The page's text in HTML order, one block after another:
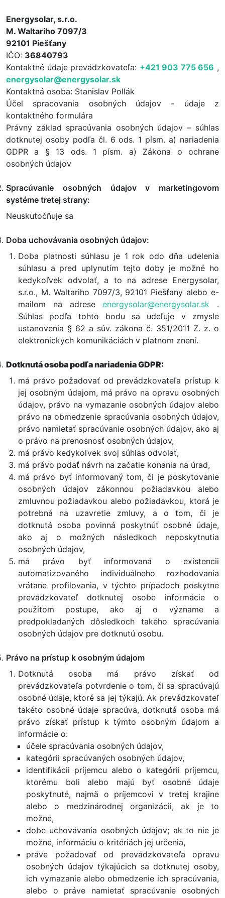
Energysolar, s.r.o.
M. Waltariho 7097/3
92101 Piešťany
IČO: 36840793
Kontaktné údaje prevádzkovateľa: +421 903 775 656 ,
energysolar@energysolar.sk
Kontaktná osoba: Stanislav Pollák
Účel spracovania osobných údajov - údaje z
kontaktného formulára
Právny základ spracúvania osobných údajov – súhlas
dotknutej osoby podľa čl. 6 ods. 1 písm. a) nariadenia
GDPR a § 13 ods. 1 písm. a) Zákona o ochrane
osobných údajov
Spracúvanie osobných údajov v marketingovom
systéme tretej strany:
Neuskutočňuje sa
Doba uchovávania osobných údajov:
Doba platnosti súhlasu je 1 rok odo dňa udelenia
súhlasu a pred uplynutím tejto doby je možné ho
kedykoľvek odvolať, a to na adrese Energysolar,
s.r.o., M. Waltariho 7097/3, 92101 Piešťany alebo e-
mailom na adreseenergysolar@energysolar.sk .
Súhlas podľa tohto bodu sa udeľuje v zmysle
ustanovenia § 62 a súv. zákona č. 351/2011 Z. z. o
elektronických komunikáciách v platnom znení.
Dotknutá osoba podľa nariadenia GDPR:
má právo požadovať od prevádzkovateľa prístup k
jej osobným údajom, má právo na opravu osobných
údajov, právo na vymazanie osobných údajov alebo
právo na obmedzenie spracúvania osobných údajov,
právo namietať spracúvanie osobných údajov, ako aj
o právo na prenosnosť osobných údajov,
má právo kedykoľvek svoj súhlas odvolať,
má právo podať návrh na začatie konania na úrad,
má právo byť informovaný tom, či je poskytovanie
osobných údajov zákonnou požiadavkou alebo
zmluvnou požiadavkou alebo požiadavkou, ktorá je
potrebná na uzavretie zmluvy, a o tom, či je
dotknutá osoba povinná poskytnúť osobné údaje,
ako aj o možných následkoch neposkytnutia
osobných údajov,
má právo byť informovaná o existencii
automatizovaného individuálneho rozhodovania
vrátane profilovania, v týchto prípadoch poskytne
prevádzkovateľ dotknutej osobe informácie o
použitom postupe, ako aj o význame a
predpokladaných dôsledkoch takého spracúvania
osobných údajov pre dotknutú osobu.
Právo na prístup k osobným údajom
Dotknutá osoba má právo získať od
prevádzkovateľa potvrdenie o tom, či sa spracúvajú
osobné údaje, ktoré sa jej týkajú. Ak prevádzkovateľ
takéto osobné údaje spracúva, dotknutá osoba má
právo získať prístup k týmto osobným údajom a
informácie o:
účele spracúvania osobných údajov,
kategórii spracúvaných osobných údajov,
identifikácii príjemcu alebo o kategórii príjemcu,
ktorému boli alebo majú byť osobné údaje
poskytnuté, najmä o príjemcovi v tretej krajine
alebo o medzinárodnej organizácii, ak je to
možné,
dobe uchovávania osobných údajov; ak to nie je
možné, informáciu o kritériách jej určenia,
práve požadovať od prevádzkovateľa opravu
osobných údajov týkajúcich sa dotknutej osoby,
ich vymazanie alebo obmedzenie ich spracúvania,
alebo o práve namietať spracúvanie osobných